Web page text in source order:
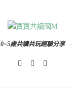
0~5歲共讀共玩經驗分享